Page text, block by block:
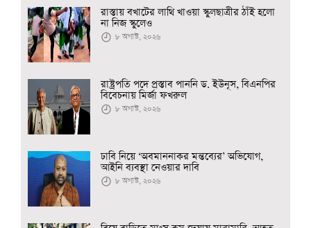
রাস্তায় বখাটের লাথি খাওয়া স্কুলছাত্রীর ঠাঁই হলো
না নিজ স্কুলেও
৮ অগাস্ট, ২০২৬
রাষ্ট্রপতি পদে প্রস্তাব পাননি ড. ইউনূস, বিএনপির
বিবেচনায় মির্জা ফখরুল
৮ অগাস্ট, ২০২৬
ঢাবি নিয়ে ‘অবমাননাকর মন্তব্যের’ অভিযোগ,
আইনি ব্যবস্থা নেওয়ার দাবি
৮ অগাস্ট, ২০২৬